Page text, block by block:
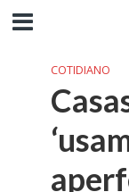
COTIDIANO